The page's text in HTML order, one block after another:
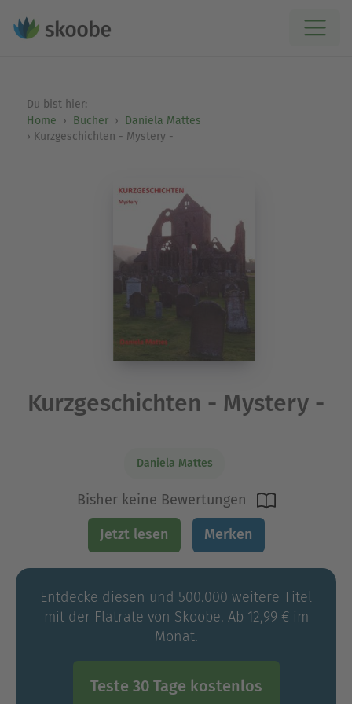
Du bist hier:
Home
Bücher
Daniela Mattes
Kurzgeschichten - Mystery -
Kurzgeschichten - Mystery -
Daniela Mattes
Bisher keine Bewertungen
Jetzt lesen Merken
Entdecke diesen und 500.000 weitere Titel
mit der Flatrate von Skoobe. Ab 12,99 € im
Monat.
Teste 30 Tage kostenlos